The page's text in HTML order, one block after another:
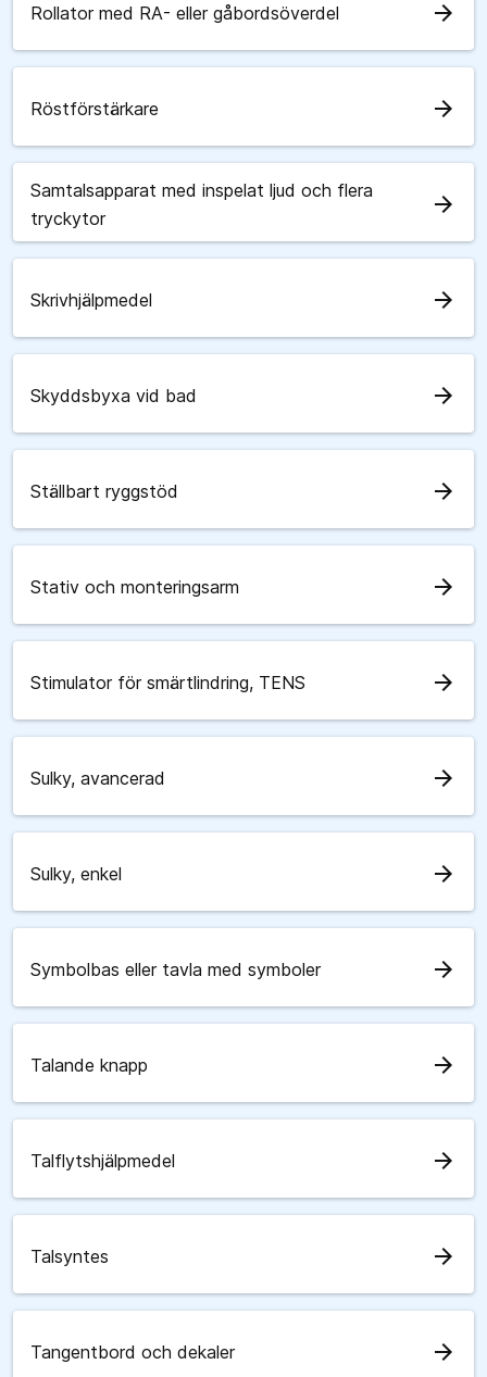
Rollator med RA- eller gåbordsöverdel arrow_forward
Röstförstärkare arrow_forward
Samtalsapparat med inspelat ljud och flera
tryckytor
arrow_forward
Skrivhjälpmedel arrow_forward
Skyddsbyxa vid bad arrow_forward
Ställbart ryggstöd arrow_forward
Stativ och monteringsarm arrow_forward
Stimulator för smärtlindring, TENS arrow_forward
Sulky, avancerad arrow_forward
Sulky, enkel arrow_forward
Symbolbas eller tavla med symboler arrow_forward
Talande knapp arrow_forward
Talflytshjälpmedel arrow_forward
Talsyntes arrow_forward
Tangentbord och dekaler arrow_forward